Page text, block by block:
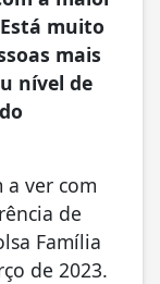
muito
mais
nível de
a ver com
de
Família
de 2023.